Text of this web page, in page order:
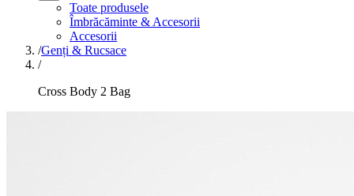
Toate produsele
Îmbrăcăminte & Accesorii
Accesorii
/Genți & Rucsace
/
Cross Body 2 Bag